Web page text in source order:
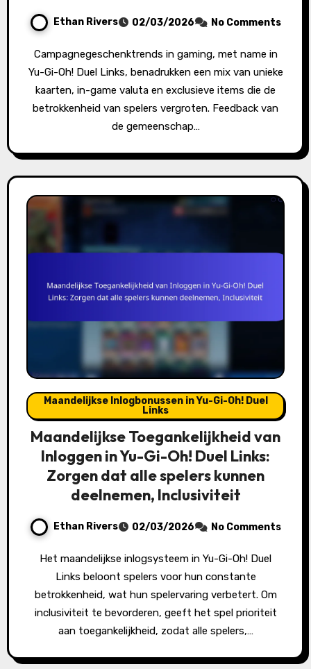
Ethan Rivers 02/03/2026 No Comments
Campagnegeschenktrends in gaming, met name in
Yu-Gi-Oh! Duel Links, benadrukken een mix van unieke
kaarten, in-game valuta en exclusieve items die de
betrokkenheid van spelers vergroten. Feedback van
de gemeenschap…
Maandelijkse Inlogbonussen in Yu-Gi-Oh! Duel
Links
Maandelijkse Toegankelijkheid van
Inloggen in Yu-Gi-Oh! Duel Links:
Zorgen dat alle spelers kunnen
deelnemen, Inclusiviteit
Ethan Rivers 02/03/2026 No Comments
Het maandelijkse inlogsysteem in Yu-Gi-Oh! Duel
Links beloont spelers voor hun constante
betrokkenheid, wat hun spelervaring verbetert. Om
inclusiviteit te bevorderen, geeft het spel prioriteit
aan toegankelijkheid, zodat alle spelers,…